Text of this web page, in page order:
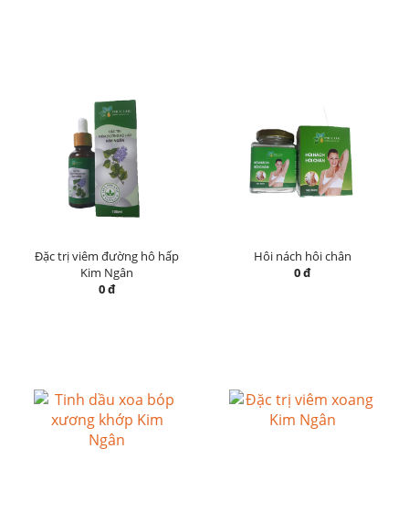
Đặc trị viêm đường hô hấp
Kim Ngân
0 đ
Hôi nách hôi chân
0 đ